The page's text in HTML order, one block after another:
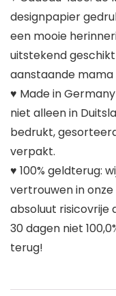
designpapier
een mooie
uitstekend
aanstaande
♥ Made in
niet alleen in
bedrukt,
verpakt.
♥ 100% geldterug:
vertrouwen in
absoluut risicovrije
30 dagen niet
terug!